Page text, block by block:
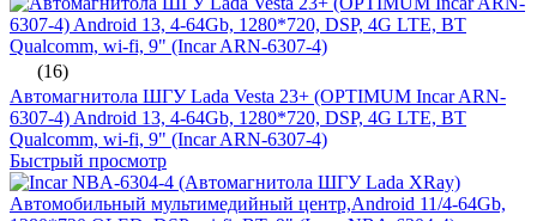
(16)
Автомагнитола ШГУ Lada Vesta 23+ (OPTIMUM Incar ARN-
6307-4) Android 13, 4-64Gb, 1280*720, DSP, 4G LTE, BT
Qualcomm, wi-fi, 9" (Incar ARN-6307-4)
Быстрый просмотр